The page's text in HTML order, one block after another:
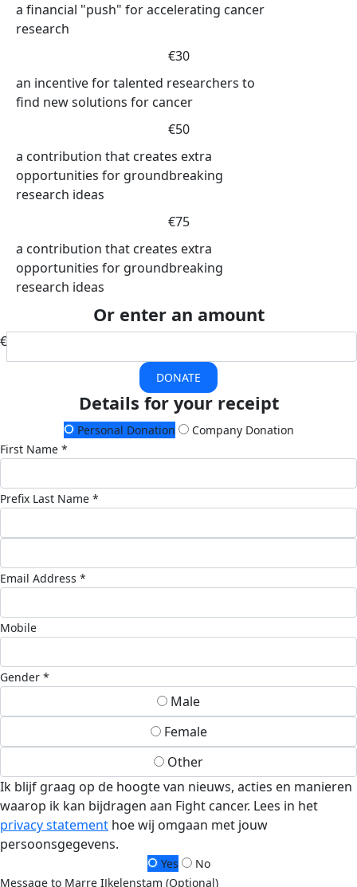
a financial "push" for accelerating cancer
research
€30
an incentive for talented researchers to
find new solutions for cancer
€50
a contribution that creates extra
opportunities for groundbreaking
research ideas
€75
a contribution that creates extra
opportunities for groundbreaking
research ideas
Or enter an amount
€
DONATE
Details for your receipt
Personal Donation
Company Donation
First Name *
Prefix Last Name *
Email Address *
Mobile
Gender *
Male
Female
Other
Ik blijf graag op de hoogte van nieuws, acties en manieren
waarop ik kan bijdragen aan Fight cancer. Lees in het
privacy statement hoe wij omgaan met jouw
persoonsgegevens.
Yes
No
Message to Marre IJkelenstam (Optional)